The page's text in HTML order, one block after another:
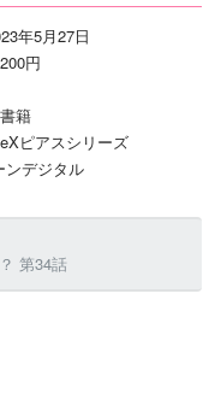
年5月27日
円
籍
ピアスシリーズ
ンデジタル
第34話